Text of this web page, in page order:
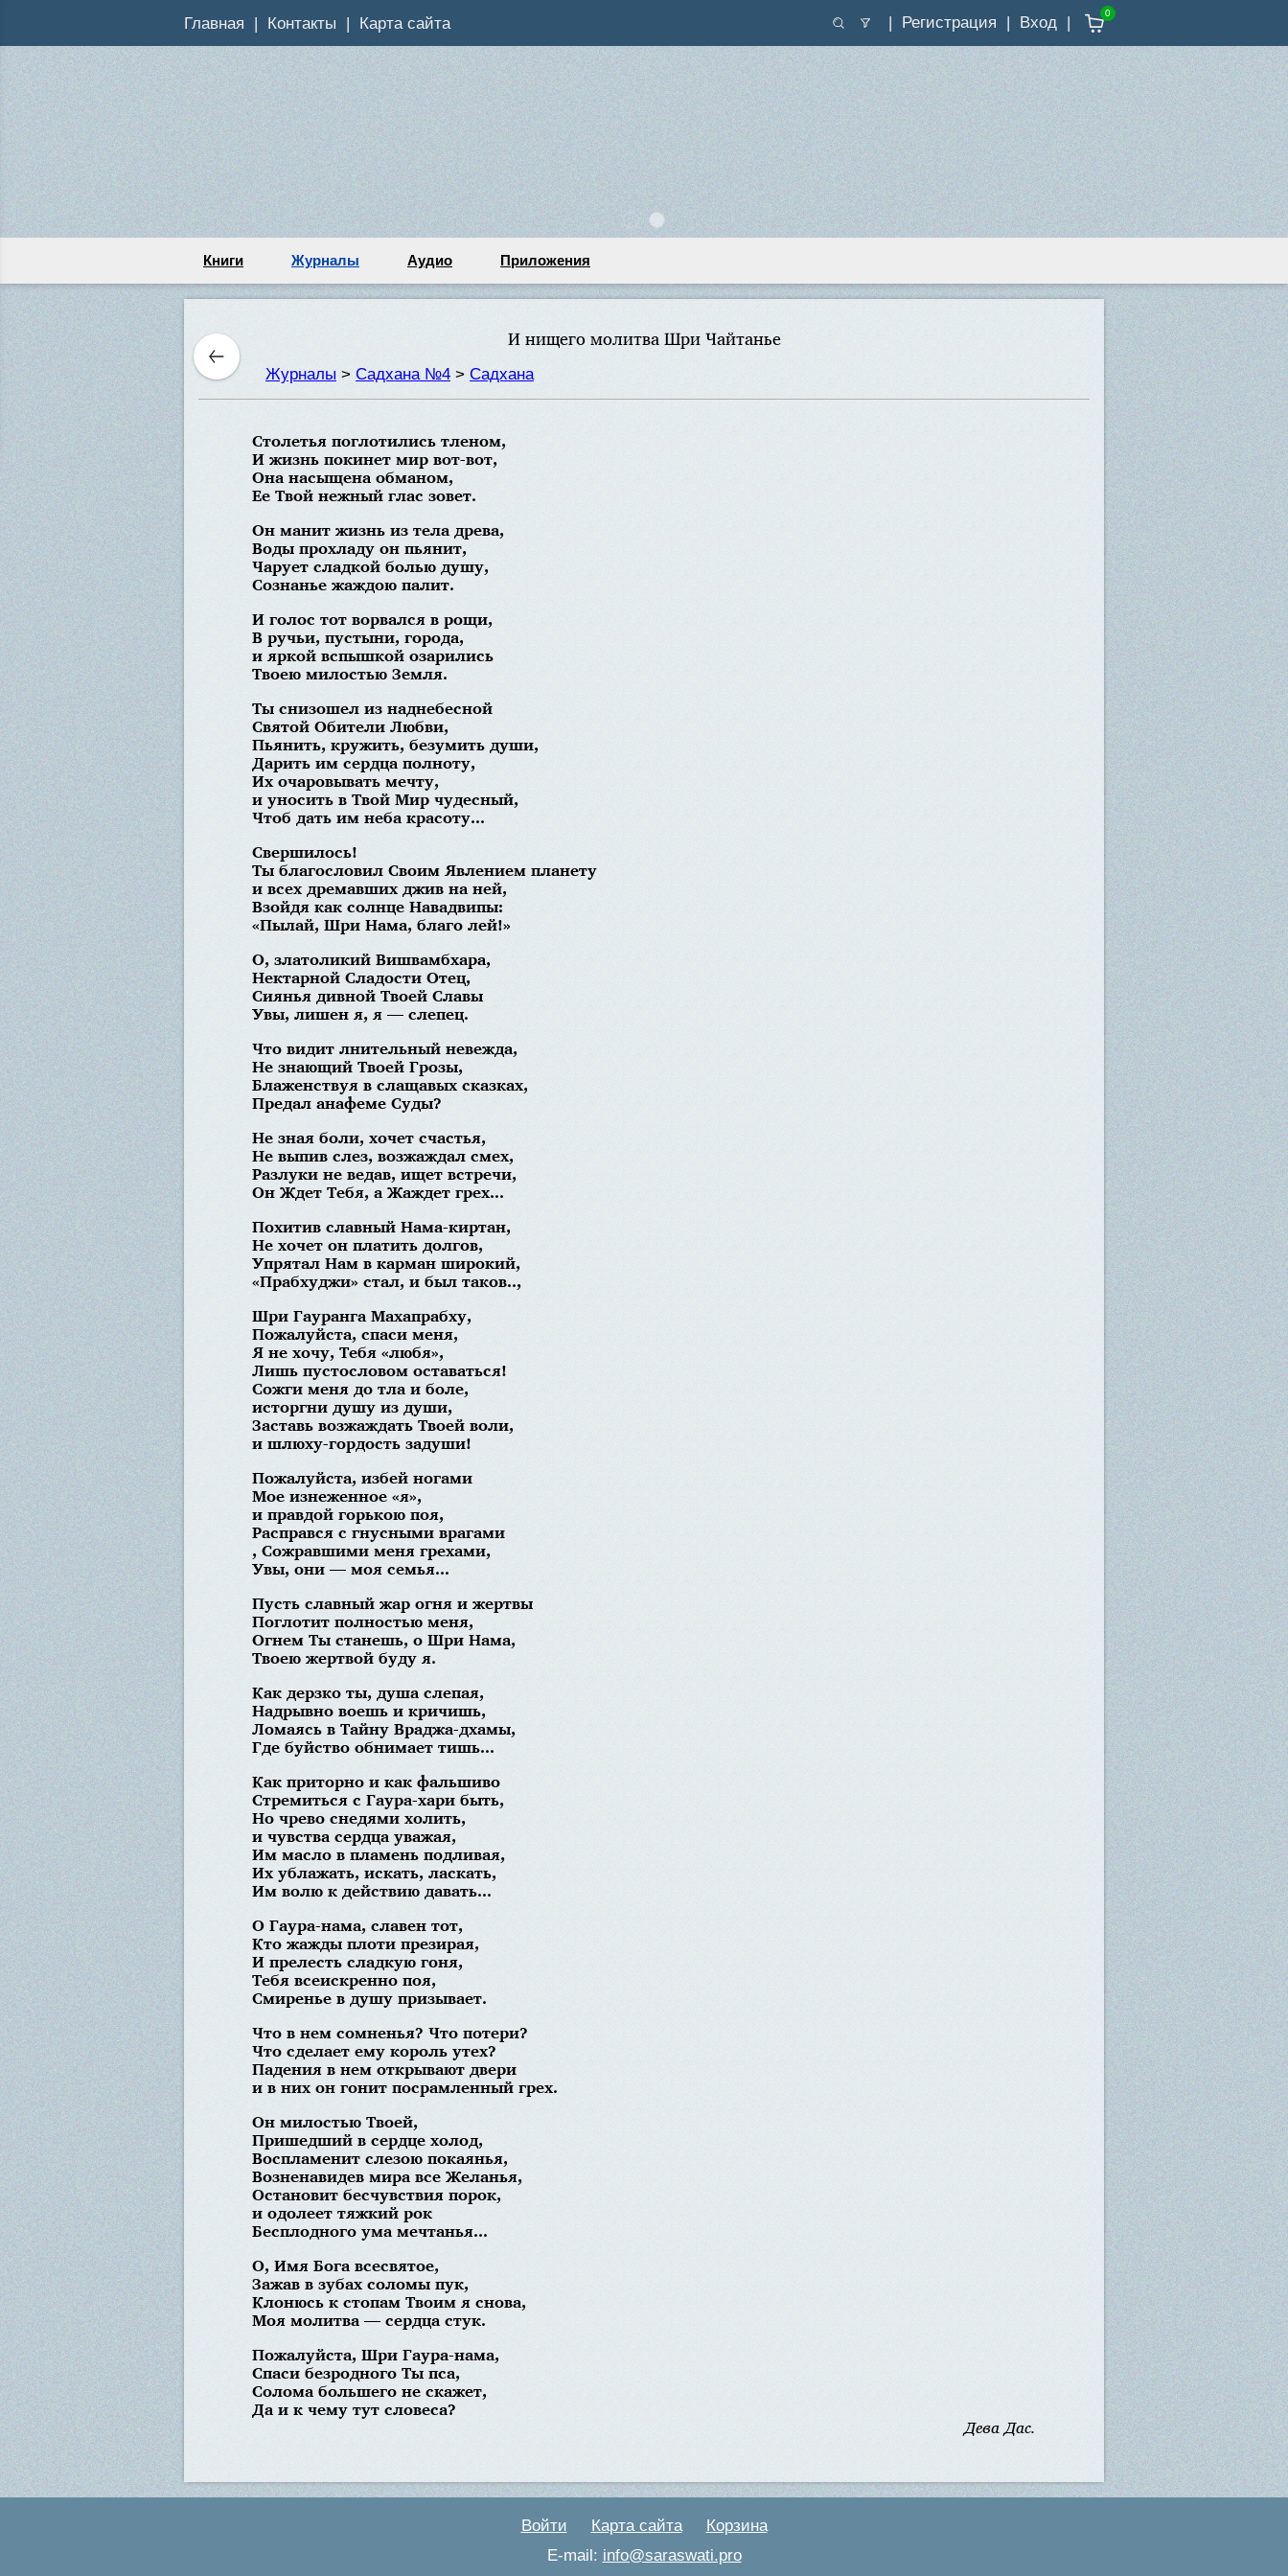
Главная Контакты Карта сайта Регистрация Вход
0
Книги Журналы Аудио Приложения
И нищего молитва Шри Чайтанье
Журналы > Садхана №4 > Садхана
Столетья поглотились тленом,
И жизнь покинет мир вот-вот,
Она насыщена обманом,
Ее Твой нежный глас зовет.
Он манит жизнь из тела древа,
Воды прохладу он пьянит,
Чарует сладкой болью душу,
Сознанье жаждою палит.
И голос тот ворвался в рощи,
В ручьи, пустыни, города,
и яркой вспышкой озарились
Твоею милостью Земля.
Ты снизошел из наднебесной
Святой Обители Любви,
Пьянить, кружить, безумить души,
Дарить им сердца полноту,
Их очаровывать мечту,
и уносить в Твой Мир чудесный,
Чтоб дать им неба красоту...
Свершилось!
Ты благословил Своим Явлением планету
и всех дремавших джив на ней,
Взойдя как солнце Навадвипы:
«Пылай, Шри Нама, благо лей!»
О, златоликий Вишвамбхара,
Нектарной Сладости Отец,
Сиянья дивной Твоей Славы
Увы, лишен я, я — слепец.
Что видит лнительный невежда,
Не знающий Твоей Грозы,
Блаженствуя в слащавых сказках,
Предал анафеме Суды?
Не зная боли, хочет счастья,
Не выпив слез, возжаждал смех,
Разлуки не ведав, ищет встречи,
Он Ждет Тебя, а Жаждет грех...
Похитив славный Нама-киртан,
Не хочет он платить долгов,
Упрятал Нам в карман широкий,
«Прабхуджи» стал, и был таков..,
Шри Гауранга Махапрабху,
Пожалуйста, спаси меня,
Я не хочу, Тебя «любя»,
Лишь пустословом оставаться!
Сожги меня до тла и боле,
исторгни душу из души,
Заставь возжаждать Твоей воли,
и шлюху-гордость задуши!
Пожалуйста, избей ногами
Мое изнеженное «я»,
и правдой горькою поя,
Расправся с гнусными врагами
, Сожравшими меня грехами,
Увы, они — моя семья...
Пусть славный жар огня и жертвы
Поглотит полностью меня,
Огнем Ты станешь, о Шри Нама,
Твоею жертвой буду я.
Как дерзко ты, душа слепая,
Надрывно воешь и кричишь,
Ломаясь в Тайну Враджа-дхамы,
Где буйство обнимает тишь...
Как приторно и как фальшиво
Стремиться с Гаура-хари быть,
Но чрево снедями холить,
и чувства сердца уважая,
Им масло в пламень подливая,
Их ублажать, искать, ласкать,
Им волю к действию давать...
О Гаура-нама, славен тот,
Кто жажды плоти презирая,
И прелесть сладкую гоня,
Тебя всеискренно поя,
Смиренье в душу призывает.
Что в нем сомненья? Что потери?
Что сделает ему король утех?
Падения в нем открывают двери
и в них он гонит посрамленный грех.
Он милостью Твоей,
Пришедший в сердце холод,
Воспламенит слезою покаянья,
Возненавидев мира все Желанья,
Остановит бесчувствия порок,
и одолеет тяжкий рок
Бесплодного ума мечтанья...
О, Имя Бога всесвятое,
Зажав в зубах соломы пук,
Клонюсь к стопам Твоим я снова,
Моя молитва — сердца стук.
Пожалуйста, Шри Гаура-нама,
Спаси безродного Ты пса,
Солома большего не скажет,
Да и к чему тут словеса?
Дева Дас.
Войти Карта сайта
Корзина
E-mail: info@saraswati.pro